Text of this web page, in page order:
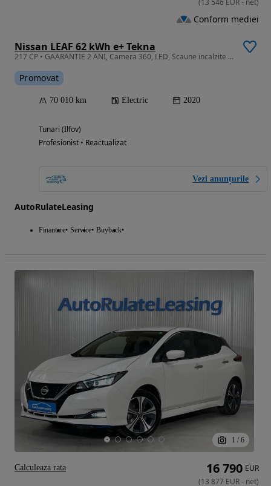
Nissan LEAF 62 kWh e+ Tekna
217 CP • GAARANTIE 2 ANI, Camera 360, LED, Scaune incalzite fata-spate
Promovat
70 010 km Electric 2020
Tunari (Ilfov)
Profesionist • Reactualizat
Vezi anunțurile
AutoRulateLeasing
Finantare Service Buyback
Conform mediei
1 / 6
16 790 EUR
(13 877 EUR- net)
Calculeaza rata